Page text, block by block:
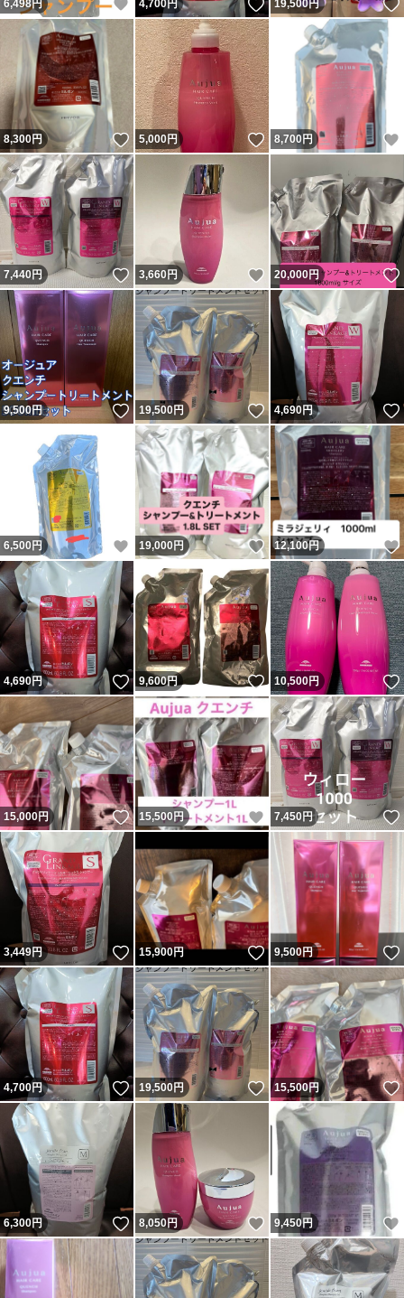
6,498円 いいね！
4,700円 いいね！
19,500円
8,300円 いいね！
5,000円 いいね！
8,700円
7,440円 いいね！
3,660円 いいね！
20,000円
9,500円 いいね！
19,500円 いいね！
4,690円
6,500 円 いいね！
19,000円 いいね！
12,100円
4,690円 いいね！
9,600円 いいね！
10,500円
15,000円 いいね！
15,500円 いいね！
7,450円
3,449円 いいね！
15,900円 いいね！
9,500円
4,700円 いいね！
19,500円 いいね！
15,500円
6,300円 いいね！
8,050円 いいね！
9,450円